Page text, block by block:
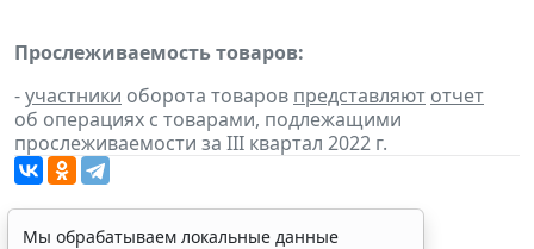
Прослеживаемость товаров:
-участники оборота товаров представляют отчет
об операциях с товарами, подлежащими
прослеживаемости за III квартал 2022 г.
Мы обрабатываем локальные данные